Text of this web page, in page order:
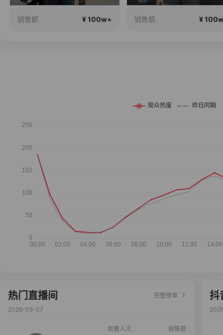
销售额 ¥ 100w+ 销售额 ¥
热门直播间
完整榜单
2026-08-07
观看人次 销售额
抖